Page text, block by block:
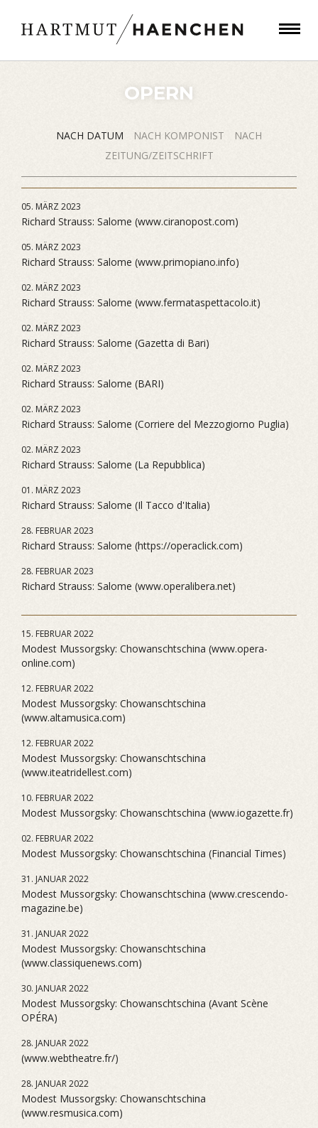
OPERN
NACH DATUM NACH KOMPONIST
NACH
ZEITUNG/ZEITSCHRIFT
05. MÄRZ 2023
Richard Strauss: Salome (www.ciranopost.com)
05. MÄRZ 2023
Richard Strauss: Salome (www.primopiano.info)
02. MÄRZ 2023
Richard Strauss: Salome (www.fermataspettacolo.it)
02. MÄRZ 2023
Richard Strauss: Salome (Gazetta di Bari)
02. MÄRZ 2023
Richard Strauss: Salome (BARI)
02. MÄRZ 2023
Richard Strauss: Salome (Corriere del Mezzogiorno Puglia)
02. MÄRZ 2023
Richard Strauss: Salome (La Repubblica)
01. MÄRZ 2023
Richard Strauss: Salome (Il Tacco d'Italia)
28. FEBRUAR 2023
Richard Strauss: Salome (https://operaclick.com)
28. FEBRUAR 2023
Richard Strauss: Salome (www.operalibera.net)
15. FEBRUAR 2022
Modest Mussorgsky: Chowanschtschina (www.opera-
online.com)
12. FEBRUAR 2022
Modest Mussorgsky: Chowanschtschina
(www.altamusica.com)
12. FEBRUAR 2022
Modest Mussorgsky: Chowanschtschina
(www.iteatridellest.com)
10. FEBRUAR 2022
Modest Mussorgsky: Chowanschtschina (www.iogazette.fr)
02. FEBRUAR 2022
Modest Mussorgsky: Chowanschtschina (Financial Times)
31. JANUAR 2022
Modest Mussorgsky: Chowanschtschina (www.crescendo-
magazine.be)
31. JANUAR 2022
Modest Mussorgsky: Chowanschtschina
(www.classiquenews.com)
30. JANUAR 2022
Modest Mussorgsky: Chowanschtschina (Avant Scène
OPÉRA)
28. JANUAR 2022
(www.webtheatre.fr/)
28. JANUAR 2022
Modest Mussorgsky: Chowanschtschina
(www.resmusica.com)